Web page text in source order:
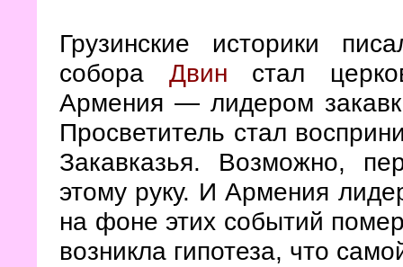
Грузинские историки
собора Двин стал
Армения — лидером
Просветитель стал
Закавказья. Возможно,
этому руку. И Армения
на фоне этих событий
возникла гипотеза, что